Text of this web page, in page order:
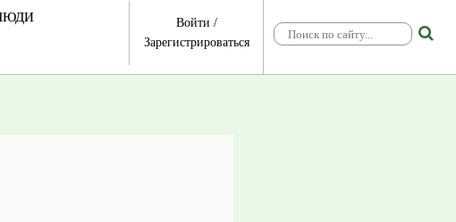
Войти /
Зарегистрироваться